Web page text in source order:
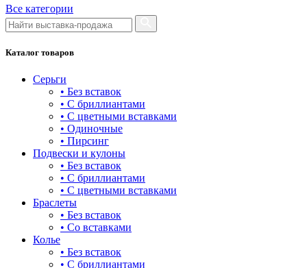
17-21
17-22
17.5
17.5-19
17.5-19.5
17.5-20
18
18-19.5
булавка
деревья
длинные
для мам
драконы и змеи
другие религии
животный мир
жучки и букашки
Все категории
Каталог товаров
Серьги
• Без вставок
• С бриллиантами
• С цветными вставками
• Одиночные
• Пирсинг
Подвески и кулоны
• Без вставок
• С бриллиантами
• С цветными вставками
Браслеты
• Без вставок
• Со вставками
Колье
• Без вставок
• С бриллиантами